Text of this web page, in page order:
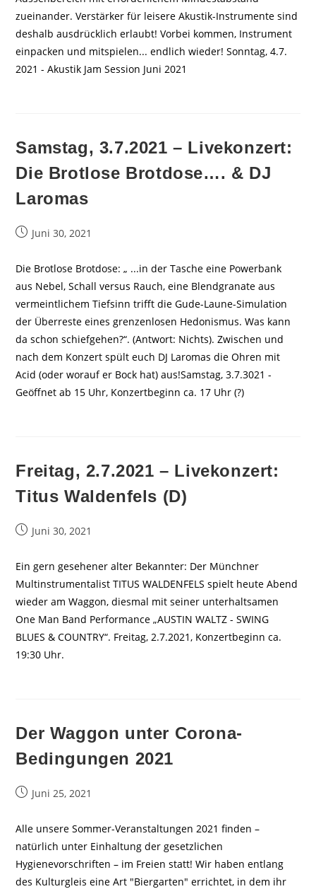
zueinander. Verstärker für leisere Akustik-Instrumente sind
deshalb ausdrücklich erlaubt! Vorbei kommen, Instrument
einpacken und mitspielen... endlich wieder! Sonntag, 4.7.
2021 - Akustik Jam Session Juni 2021
Samstag, 3.7.2021 – Livekonzert:
Die Brotlose Brotdose…. & DJ
Laromas
BeitragJuni 30, 2021
Die Brotlose Brotdose: „ ...in der Tasche eine Powerbank
aus Nebel, Schall versus Rauch, eine Blendgranate aus
vermeintlichem Tiefsinn trifft die Gude-Laune-Simulation
der Überreste eines grenzenlosen Hedonismus. Was kann
da schon schiefgehen?“. (Antwort: Nichts). Zwischen und
nach dem Konzert spült euch DJ Laromas die Ohren mit
Acid (oder worauf er Bock hat) aus!Samstag, 3.7.3021 -
Geöffnet ab 15 Uhr, Konzertbeginn ca. 17 Uhr (?)
Freitag, 2.7.2021 – Livekonzert:
Titus Waldenfels (D)
BeitragJuni 30, 2021
Ein gern gesehener alter Bekannter: Der Münchner
Multinstrumentalist TITUS WALDENFELS spielt heute Abend
wieder am Waggon, diesmal mit seiner unterhaltsamen
One Man Band Performance „AUSTIN WALTZ - SWING
BLUES & COUNTRY“. Freitag, 2.7.2021, Konzertbeginn ca.
19:30 Uhr.
Der Waggon unter Corona-
Bedingungen 2021
BeitragJuni 25, 2021
Alle unsere Sommer-Veranstaltungen 2021 finden –
natürlich unter Einhaltung der gesetzlichen
Hygienevorschriften – im Freien statt! Wir haben entlang
des Kulturgleis eine Art "Biergarten" errichtet, in dem ihr